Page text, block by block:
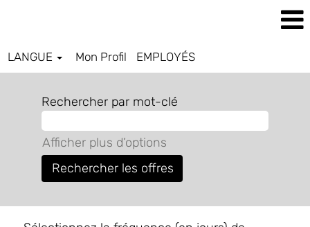
LANGUE Mon Profil EMPLOYÉS
Rechercher par mot-clé
Afficher plus d’options